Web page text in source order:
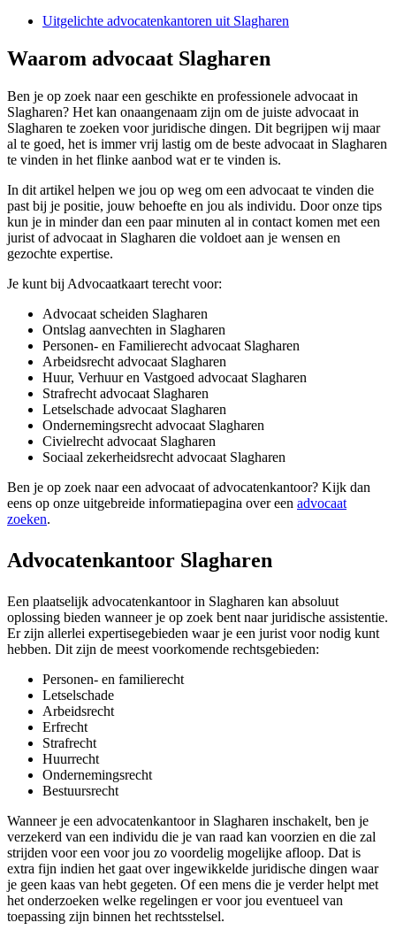
Uitgelichte advocatenkantoren uit Slagharen
Waarom advocaat Slagharen
Ben je op zoek naar een geschikte en professionele advocaat in
Slagharen? Het kan onaangenaam zijn om de juiste advocaat in
Slagharen te zoeken voor juridische dingen. Dit begrijpen wij maar
al te goed, het is immer vrij lastig om de beste advocaat in Slagharen
te vinden in het flinke aanbod wat er te vinden is.
In dit artikel helpen we jou op weg om een advocaat te vinden die
past bij je positie, jouw behoefte en jou als individu. Door onze tips
kun je in minder dan een paar minuten al in contact komen met een
jurist of advocaat in Slagharen die voldoet aan je wensen en
gezochte expertise.
Je kunt bij Advocaatkaart terecht voor:
Advocaat scheiden Slagharen
Ontslag aanvechten in Slagharen
Personen- en Familierecht advocaat Slagharen
Arbeidsrecht advocaat Slagharen
Huur, Verhuur en Vastgoed advocaat Slagharen
Strafrecht advocaat Slagharen
Letselschade advocaat Slagharen
Ondernemingsrecht advocaat Slagharen
Civielrecht advocaat Slagharen
Sociaal zekerheidsrecht advocaat Slagharen
Ben je op zoek naar een advocaat of advocatenkantoor? Kijk dan
eens op onze uitgebreide informatiepagina over een advocaat
zoeken.
Advocatenkantoor Slagharen
Een plaatselijk advocatenkantoor in Slagharen kan absoluut
oplossing bieden wanneer je op zoek bent naar juridische assistentie.
Er zijn allerlei expertisegebieden waar je een jurist voor nodig kunt
hebben. Dit zijn de meest voorkomende rechtsgebieden:
Personen- en familierecht
Letselschade
Arbeidsrecht
Erfrecht
Strafrecht
Huurrecht
Ondernemingsrecht
Bestuursrecht
Wanneer je een advocatenkantoor in Slagharen inschakelt, ben je
verzekerd van een individu die je van raad kan voorzien en die zal
strijden voor een voor jou zo voordelig mogelijke afloop. Dat is
extra fijn indien het gaat over ingewikkelde juridische dingen waar
je geen kaas van hebt gegeten. Of een mens die je verder helpt met
het onderzoeken welke regelingen er voor jou eventueel van
toepassing zijn binnen het rechtsstelsel.